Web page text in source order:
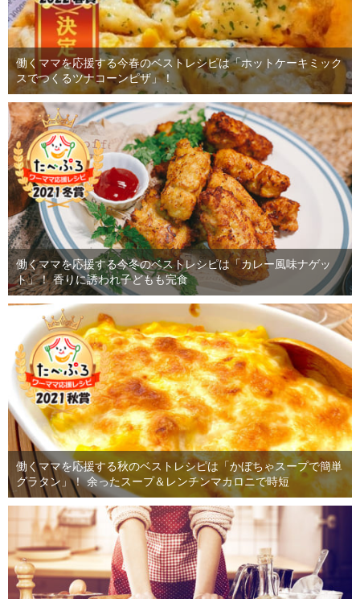
働くママを応援する今春のベストレシピは「ホットケーキミック
スでつくるツナコーンピザ」！
働くママを応援する今冬のベストレシピは「カレー風味ナゲッ
ト」！ 香りに誘われ子どもも完食
働くママを応援する秋のベストレシピは「かぼちゃスープで簡単
グラタン」！ 余ったスープ＆レンチンマカロニで時短